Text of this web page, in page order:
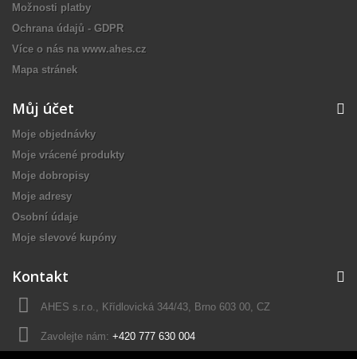
Možnosti platby
Ochrana údajů - GDPR
Více o nás na www.ahes.cz
Mapa stránek
Můj účet
Moje objednávky
Moje vrácené produkty
Moje dobropisy
Moje adresy
Osobní údaje
Moje slevové kupóny
Kontakt
AHES s.r.o., Křídlovická 344/43, Brno 603 00, CZ
Zavolejte nám: +420 777 630 004